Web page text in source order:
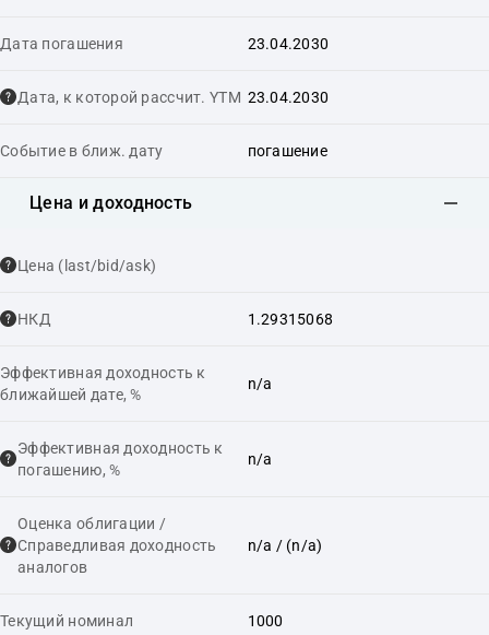
Дата погашения 23.04.2030
Дата, к которой рассчит. YTM 23.04.2030
Событие в ближ. дату погашение
Цена и доходность
Цена (last/bid/ask)
НКД 1.29315068
Эффективная доходность к
ближайшей дате, %
n/a
Эффективная доходность к
погашению, %
n/a
Оценка облигации /
Справедливая доходность
аналогов
n/a / (n/a)
Текущий номинал 1000